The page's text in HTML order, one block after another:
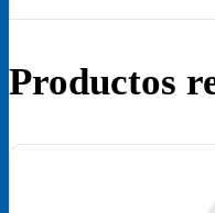
Productos